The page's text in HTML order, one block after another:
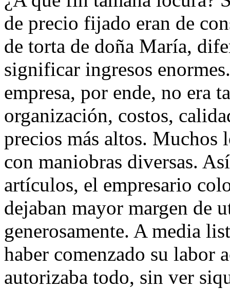
de precio fijado eran de
de torta de doña María,
significar ingresos
empresa, por ende, no era
organización, costos,
precios más altos. Muchos
con maniobras diversas.
artículos, el empresario
dejaban mayor margen de
generosamente. A media
haber comenzado su labor
autorizaba todo, sin ver